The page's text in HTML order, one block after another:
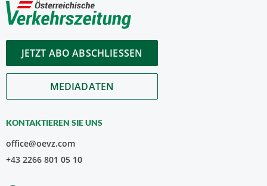
JETZT ABO ABSCHLIESSEN
MEDIADATEN
KONTAKTIEREN SIE UNS
office@oevz.com
+43 2266 801 05 10